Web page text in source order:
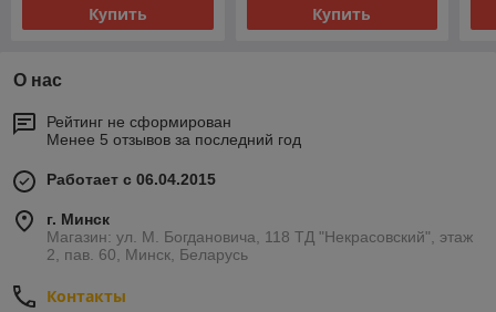
Купить Купить
О нас
Рейтинг не сформирован
Менее 5 отзывов за последний год
Работает с 06.04.2015
г. Минск
Магазин: ул. М. Богдановича, 118 ТД "Некрасовский", этаж
2, пав. 60, Минск, Беларусь
Контакты